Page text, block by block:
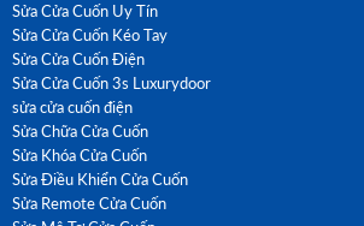
Sửa Cửa Cuốn Uy Tín
Sửa Cửa Cuốn Kéo Tay
Sửa Cửa Cuốn Điện
Sửa Cửa Cuốn 3s Luxurydoor
sửa cửa cuốn điện
Sửa Chữa Cửa Cuốn
Sửa Khóa Cửa Cuốn
Sửa Điều Khiển Cửa Cuốn
Sửa Remote Cửa Cuốn